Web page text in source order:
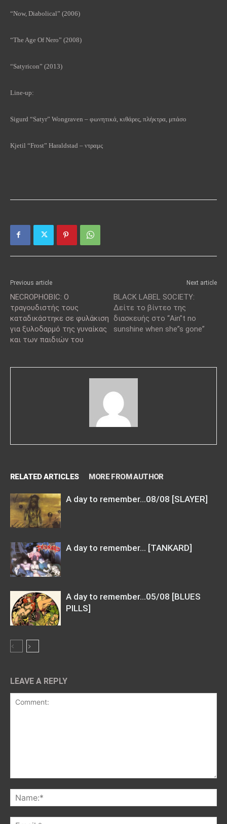
“Now, Diabolical” (2006)
“The Age Of Nero” (2008)
“Satyricon” (2013)
Line-up:
Sigurd “Satyr” Wongraven – φωνητικά, κιθάρες, πλήκτρα, μπάσο
Kjetil “Frost” Haraldstad – ντραμς
Previous article
NECROPHOBIC: O
τραγουδιστής τους
καταδικάστηκε σε φυλάκιση
για ξυλοδαρμό της γυναίκας
και των παιδιών του
Next article
ΒLACK LABEL SOCIETY:
Δείτε το βίντεο της
διασκευής στο “Ain”t no
sunshine when she”s gone”
RELATED ARTICLES MORE FROM AUTHOR
A day to remember…08/08 [SLAYER]
A day to remember… [TANKARD]
A day to remember…05/08 [BLUES
PILLS]
LEAVE A REPLY